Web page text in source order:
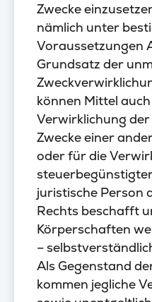
Zwecke
nämlich unter
Voraussetzungen
Grundsatz der
können Mittel
Verwirklichung
Zwecke einer
oder für die
juristische Person
Rechts beschafft
Körperschaften
–
Als Gegenstand
kommen jegliche